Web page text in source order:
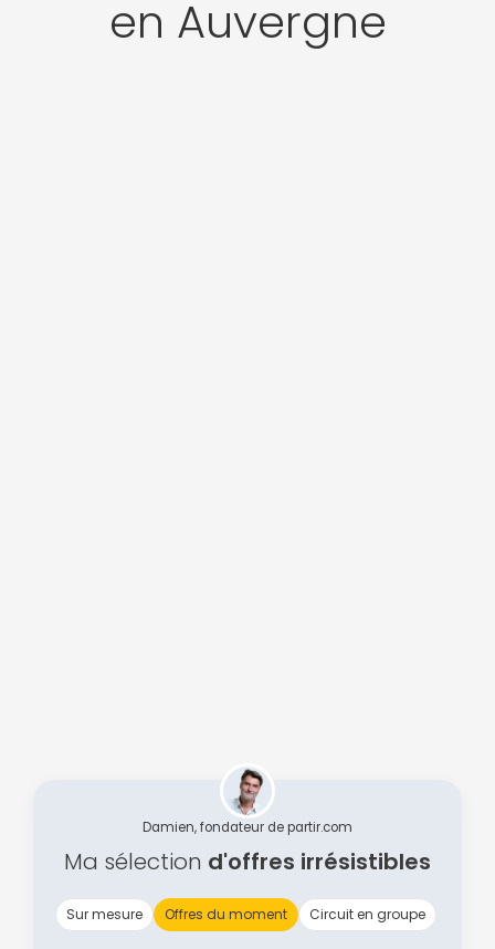
en Auvergne
Damien, fondateur de partir.com
Ma sélection d'offres irrésistibles
Sur mesure Offres du moment Circuit en groupe